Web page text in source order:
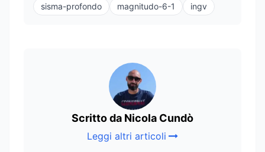
sisma-profondo
magnitudo-6-1 ingv
Scritto da Nicola Cundò
Leggi altri articoli